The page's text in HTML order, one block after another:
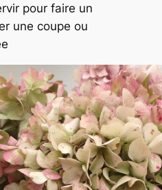
pour faire un
une coupe ou